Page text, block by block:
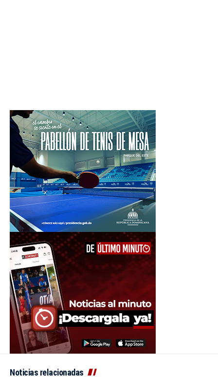
Noticias relacionadas